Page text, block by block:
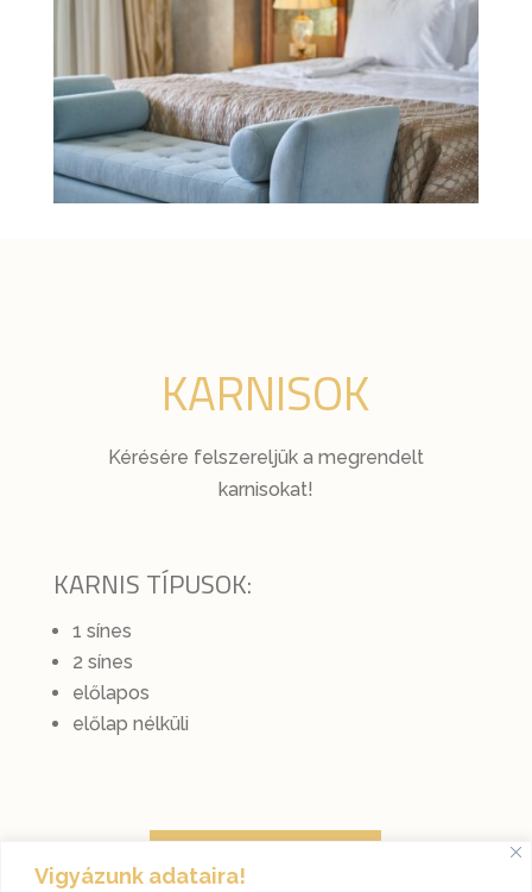
Vigyázunk adataira!
KARNISOK
Kérésére felszereljük a megrendelt
karnisokat!
KARNIS TÍPUSOK:
1 sínes
2 sínes
előlapos
előlap nélküli